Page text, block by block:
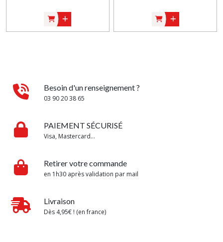
Besoin d'un renseignement ?
03 90 20 38 65
PAIEMENT SÉCURISÉ
Visa, Mastercard...
Retirer votre commande
en 1h30 après validation par mail
Livraison
Dès 4,95€ ! (en france)